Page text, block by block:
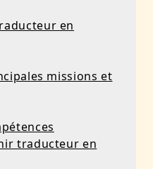
en
missions et
traducteur en